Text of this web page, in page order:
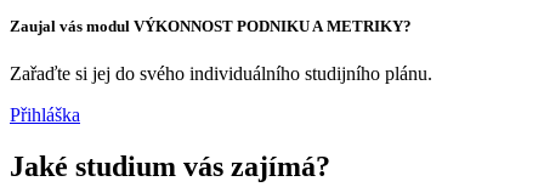
Zaujal vás modul VÝKONNOST PODNIKU A METRIKY?
Zařaďte si jej do svého individuálního studijního plánu.
Přihláška
Jaké studium vás zajímá?